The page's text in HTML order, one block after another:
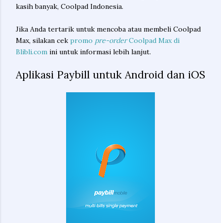
kasih banyak, Coolpad Indonesia.
Jika Anda tertarik untuk mencoba atau membeli Coolpad
Max, silakan cek promo pre-orderCoolpad Max di
Blibli.com ini untuk informasi lebih lanjut.
Aplikasi Paybill untuk Android dan iOS